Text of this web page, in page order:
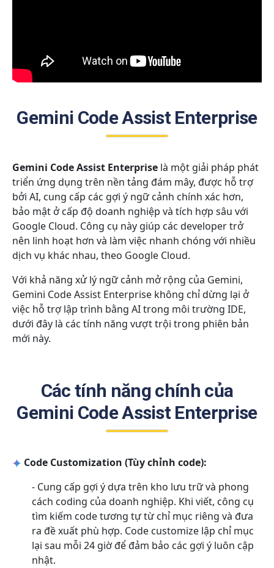
Gemini Code Assist Enterprise
Gemini Code Assist Enterprise là một giải pháp phát
triển ứng dụng trên nền tảng đám mây, được hỗ trợ
bởi AI, cung cấp các gợi ý ngữ cảnh chính xác hơn,
bảo mật ở cấp độ doanh nghiệp và tích hợp sâu với
Google Cloud. Công cụ này giúp các developer trở
nên linh hoạt hơn và làm việc nhanh chóng với nhiều
dịch vụ khác nhau, theo Google Cloud.
Với khả năng xử lý ngữ cảnh mở rộng của Gemini,
Gemini Code Assist Enterprise không chỉ dừng lại ở
việc hỗ trợ lập trình bằng AI trong môi trường IDE,
dưới đây là các tính năng vượt trội trong phiên bản
mới này.
Các tính năng chính của
Gemini Code Assist Enterprise
Code Customization (Tùy chỉnh code):
- Cung cấp gợi ý dựa trên kho lưu trữ và phong
cách coding của doanh nghiệp. Khi viết, công cụ
tìm kiếm code tương tự từ chỉ mục riêng và đưa
ra đề xuất phù hợp. Code customize lập chỉ mục
lại sau mỗi 24 giờ để đảm bảo các gợi ý luôn cập
nhật.